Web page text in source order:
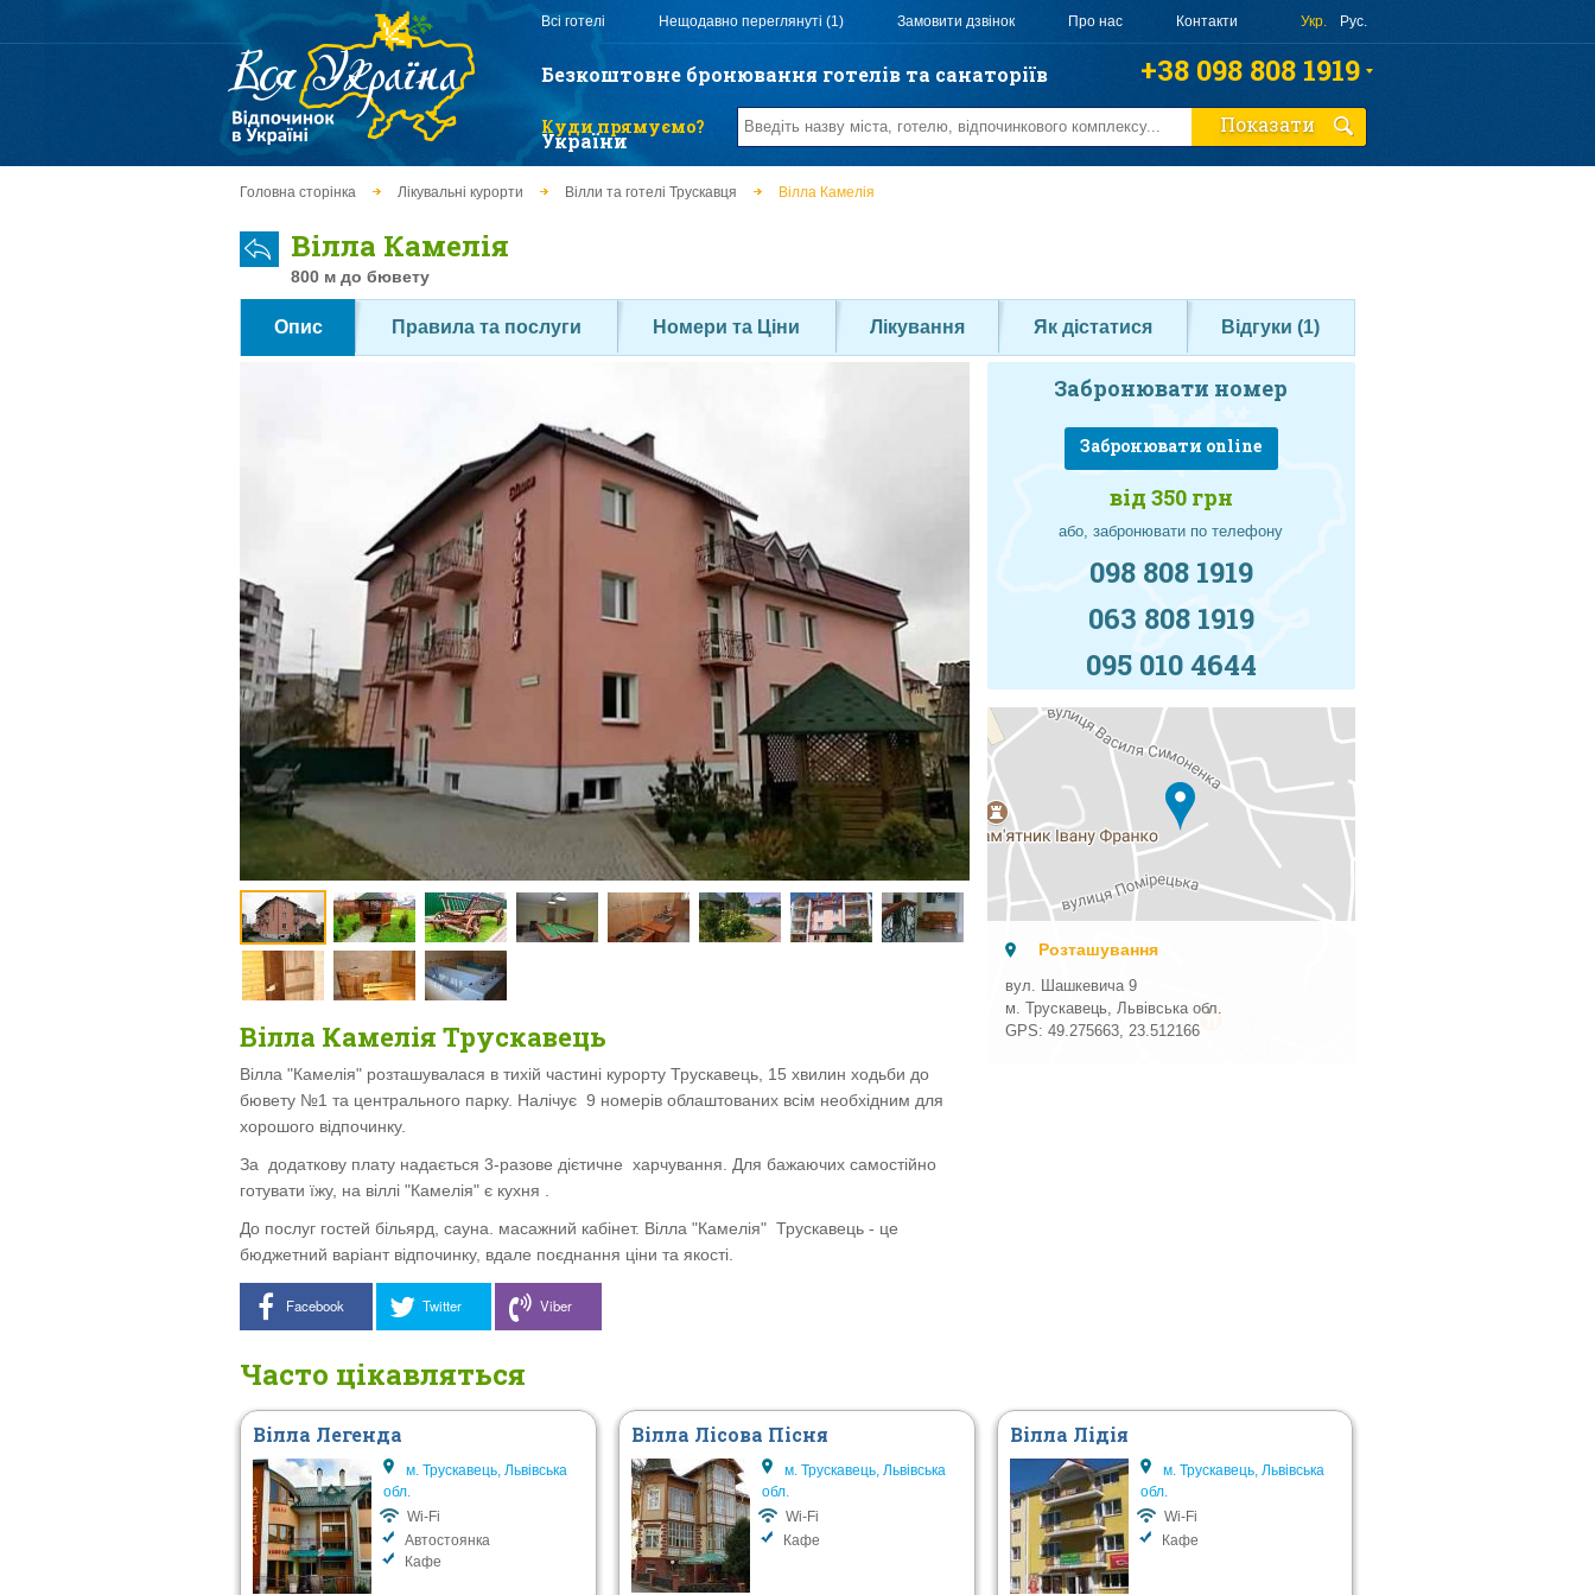
Головна сторінка Лікувальні курорти Вілли та готелі Трускавця Вілла Камелія
Вілла Камелія
800 м до бювету
Опис Правила та послуги Номери та Ціни Лікування Як дістатися Відгуки (1)
Вілла Камелія Трускавець
Вілла "Камелія" розташувалася в тихій частині курорту Трускавець, 15 хвилин ходьби до
бювету №1 та центрального парку. Налічує 9 номерів облаштованих всім необхідним для
хорошого відпочинку.
За додаткову плату надається 3-разове дієтичне харчування. Для бажаючих самостійно
готувати їжу, на віллі "Камелія" є кухня .
До послуг гостей більярд, сауна. масажний кабінет. Вілла "Камелія" Трускавець - це
бюджетний варіант відпочинку, вдале поєднання ціни та якості.
Facebook Twitter Viber
Забронювати номер
Забронювати online
від 350 грн
або, забронювати по телефону
098 808 1919
063 808 1919
095 010 4644
Розташування
вул. Шашкевича 9
м. Трускавець, Львівська обл.
GPS:49.275663,23.512166
Часто цікавляться
Вілла Легенда
м. Трускавець, Львівська
обл.
Wi-Fi
Автостоянка
Кафе
Вілла Лісова Пісня
м. Трускавець, Львівська
обл.
Wi-Fi
Кафе
Вілла Лідія
м. Трускавець, Львівська
обл.
Wi-Fi
Кафе
Всі готелі Нещодавно переглянуті (1) Замовити дзвінок Про нас Контакти Укр. Рус.
Безкоштовне бронювання готелів та санаторіїв
України
+38 098 808 1919
+38 063 808 1919
+38 095 010 4644
Куди прямуємо? Показати